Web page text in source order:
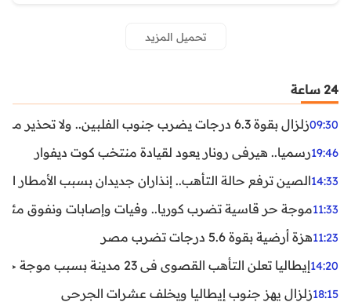
تحميل المزيد
24 ساعة
09:30زلزال بقوة 6.3 درجات يضرب جنوب الفلبين.. ولا تحذير من تسونامي حتى الآن
19:46رسميا.. هيرفي رونار يعود لقيادة منتخب كوت ديفوار
14:33الصين ترفع حالة التأهب.. إنذاران جديدان بسبب الأمطار
11:33موجة حر قاسية تضرب كوريا.. وفيات وإصابات ونفوق مئات
11:23هزة أرضية بقوة 5.6 درجات تضرب مصر
14:20إيطاليا تعلن التأهب القصوى في 23 مدينة بسبب موجة حر شديدة
18:15زلزال يهز جنوب إيطاليا ويخلف عشرات الجرحى